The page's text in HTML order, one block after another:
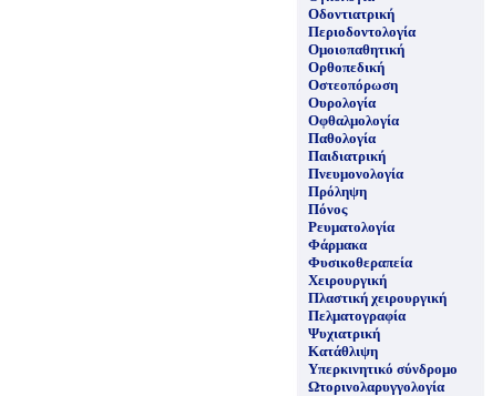
Οδοντιατρική
Περιοδοντολογία
Ομοιοπαθητική
Ορθοπεδική
Οστεοπόρωση
Ουρολογία
Οφθαλμολογία
Παθολογία
Παιδιατρική
Πνευμονολογία
Πρόληψη
Πόνος
Ρευματολογία
Φάρμακα
Φυσικοθεραπεία
Χειρουργική
Πλαστική χειρουργική
Πελματογραφία
Ψυχιατρική
Κατάθλιψη
Υπερκινητικό σύνδρομο
Ωτορινολαρυγγολογία